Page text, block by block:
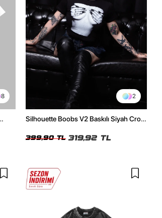
8 2
Silhouette Boobs V2 Baskılı Siyah Crop
399,90 TL 319,92 TL